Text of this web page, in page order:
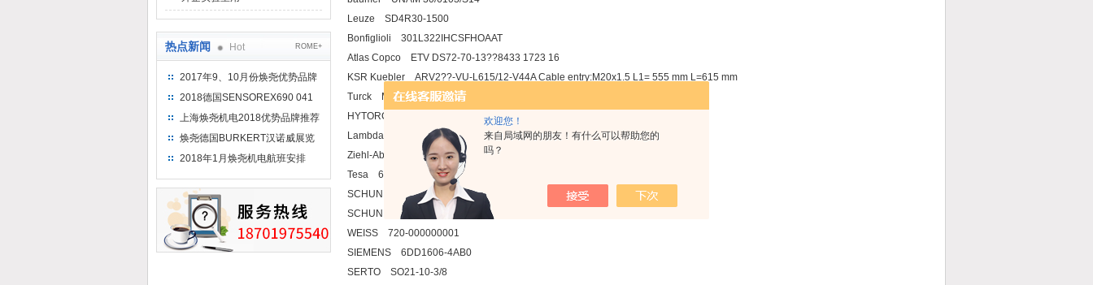
欢迎您！
来自局域网的朋友！有什么可以帮助您的
吗？
热点新闻 Hot ROME+
2017年9、10月份焕尧优势品牌
推荐
2018德国SENSOREX690 041
415 D
上海焕尧机电2018优势品牌推荐
焕尧德国BURKERT汉诺威展览
（2018）
2018年1月焕尧机电航班安排
Leuze SD4R30-1500
Bonfiglioli 301L322IHCSFHOAAT
Atlas Copco ETV DS72-70-13??8433 1723 16
KSR Kuebler ARV2??-VU-L615/12-V44A Cable entry:M20x1.5 L1= 555 mm L=615 mm
Turck MS27-R
HYTORC 0100 (30,32,36,41,46) mm
Lambda DHP480-24-3 input 3P380AC Output DC 24V 20A
Ziehl-Abegg AG MK165-4DK.24.N 123118 3.6KW 690V 7.0/4.1A
Tesa 68542-60003-20
SCHUNK SCH-PGF-100
SCHUNK 301032MMS22-SPM8
WEISS 720-000000001
SIEMENS 6DD1606-4AB0
SERTO SO21-10-3/8